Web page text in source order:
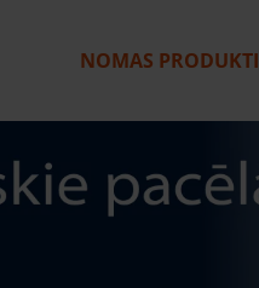
NOMAS PRODUKTI